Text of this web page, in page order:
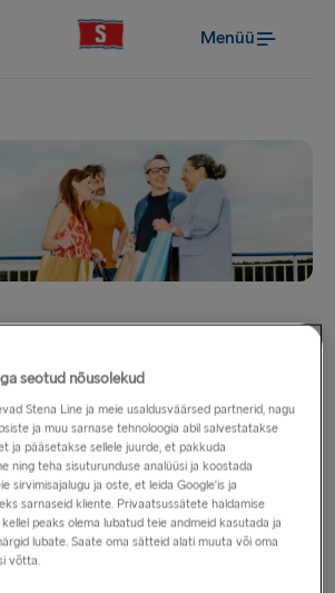
Menüü
grupireis Stena Line’ilt juba täna!
gruppe, sealhulgas koole,
Kui olete bussiettevõte, reisikorraldaja
võtke täna meie meeskonnaga
teid aidata. Meie grupireisihinnad on
ja tellimine on lihtne. Ootame juba
seotud nõusolekud
Stena Line ja meie usaldusväärsed partnerid, nagu
ja muu sarnase tehnoloogia abil salvestatakse
ja pääsetakse sellele juurde, et pakkuda
ning teha sisuturunduse analüüsi ja koostada
sirvimisajalugu ja oste, et leida Google'is ja
sarnaseid kliente. Privaatsussätete haldamise
peaks olema lubatud teie andmeid kasutada ja
lubate. Saate oma sätteid alati muuta või oma
võtta.